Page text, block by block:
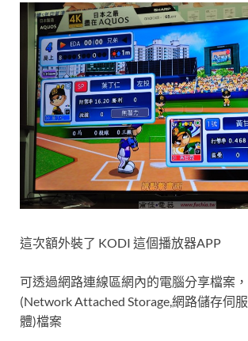
這次額外裝了 KODI 這個播放器APP
可透過網路連線區網內的電腦分享檔案
(Network Attached Storage,網路儲存伺
體)檔案